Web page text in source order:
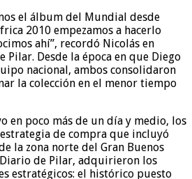
el álbum del Mundial desde
2010 empezamos a hacerlo
ahí”, recordó Nicolás en
Pilar. Desde la época en que Diego
nacional, ambos consolidaron
la colección en el menor tiempo
en poco más de un día y medio, los
de compra que incluyó
la zona norte del Gran Buenos
de Pilar, adquirieron los
estratégicos: el histórico puesto